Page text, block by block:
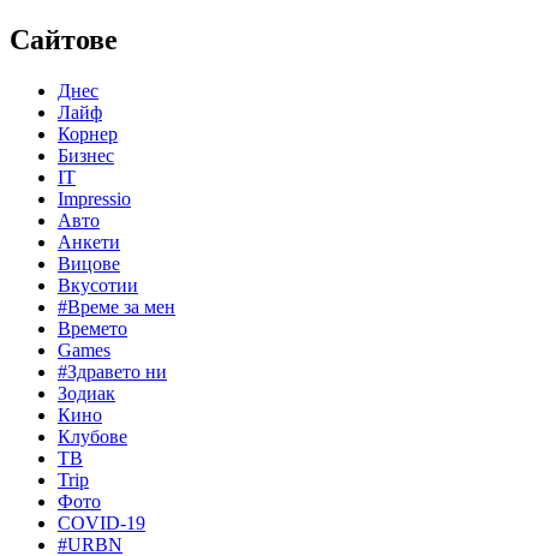
Сайтове
Днес
Лайф
Корнер
Бизнес
IT
Impressio
Авто
Анкети
Вицове
Вкусотии
#Време за мен
Времето
Games
#Здравето ни
Зодиак
Кино
Клубове
ТВ
Trip
Фото
COVID-19
#URBN